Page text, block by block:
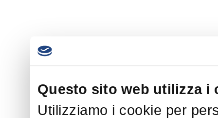
Questo sito web utilizza i
Utilizziamo i cookie per